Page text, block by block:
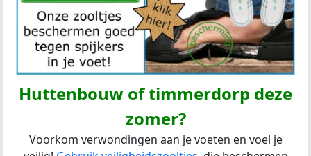
Huttenbouw of timmerdorp deze
zomer?
Voorkom verwondingen aan je voeten en voel je